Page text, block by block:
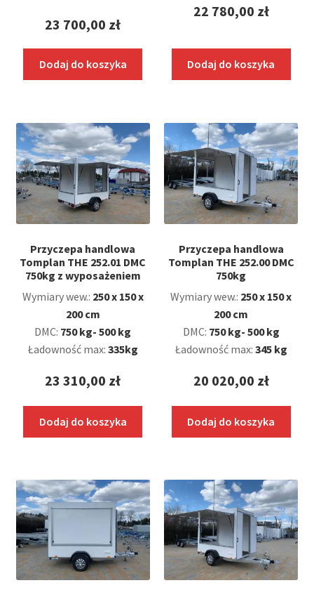
23 700,00 zł
Dodaj do koszyka
22 780,00 zł
Dodaj do koszyka
Przyczepa handlowa
Tomplan THE 252.01 DMC
750kg z wyposażeniem
Wymiary wew.: 250 x 150 x
200 cm
DMC: 750 kg- 500 kg
Ładowność max: 335kg
23 310,00 zł
Dodaj do koszyka
Przyczepa handlowa
Tomplan THE 252.00 DMC
750kg
Wymiary wew.: 250 x 150 x
200 cm
DMC: 750 kg- 500 kg
Ładowność max: 345 kg
20 020,00 zł
Dodaj do koszyka